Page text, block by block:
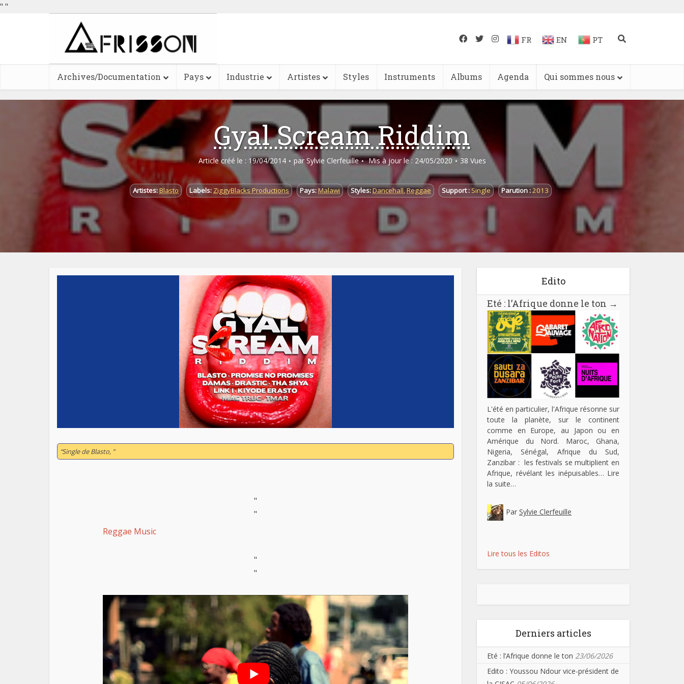
" "
FR EN PT
Archives/Documentation Pays Industrie Artistes Styles Instruments Albums Agenda Qui sommes nous
Gyal Scream Riddim
Article créé le : 19/04/2014 par Sylvie Clerfeuille Mis à jour le : 24/05/2020 38 Vues
Artistes:Blasto Labels: ZiggyBlacks Productions​ Pays:Malawi Styles:Dancehall,Reggae Support :Single Parution :2013
“Single de Blasto, ”
"
"
Reggae Music
"
"
Edito
Eté : l’Afrique donne le ton →
L'été en particulier, l'Afrique résonne sur
toute la planète, sur le continent
comme en Europe, au Japon ou en
Amérique du Nord. Maroc, Ghana,
Nigeria, Sénégal, Afrique du Sud,
Zanzibar : les festivals se multiplient en
Afrique, révélant les inépuisables… Lire
la suite…
Par Sylvie Clerfeuille
Lire tous les Editos
Derniers articles
Eté : l’Afrique donne le ton 23/06/2026
Edito : Youssou Ndour vice-président de